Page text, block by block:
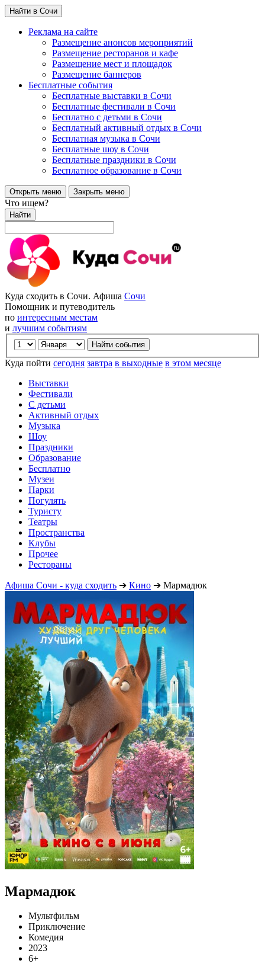
Найти в Сочи
Реклама на сайте
Размещение анонсов мероприятий
Размещение ресторанов и кафе
Размещение мест и площадок
Размещение баннеров
Бесплатные события
Бесплатные выставки в Сочи
Бесплатные фестивали в Сочи
Бесплатно с детьми в Сочи
Бесплатный активный отдых в Сочи
Бесплатная музыка в Сочи
Бесплатные шоу в Сочи
Бесплатные праздники в Сочи
Бесплатное образование в Сочи
Открыть меню Закрыть меню
Что ищем?
Найти
Куда сходить в Сочи. Афиша Сочи
Помощник и путеводитель
по интересным местам
и лучшим событиям
Куда пойти сегодня завтра в выходные в этом месяце
Выставки
Фестивали
С детьми
Активный отдых
Музыка
Шоу
Праздники
Образование
Бесплатно
Музеи
Парки
Погулять
Туристу
Театры
Пространства
Клубы
Прочее
Рестораны
Афиша Сочи - куда сходить ➔ Кино ➔ Мармадюк
Мармадюк
Мультфильм
Приключение
Комедия
2023
6+